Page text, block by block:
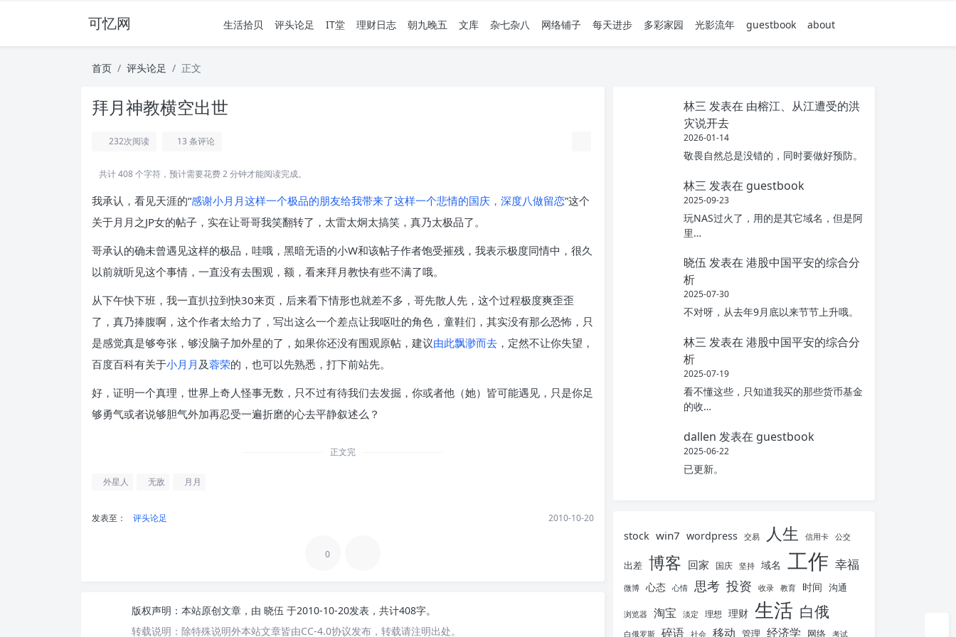
可忆网 生活拾贝 评头论足 IT堂 理财日志 朝九晚五 文库 杂七杂八 网络铺子 每天进步 多彩家园 光影流年 guestbook about
首页 评头论足 正文
拜月神教横空出世
232次阅读 13 条评论
共计 408 个字符，预计需要花费 2 分钟才能阅读完成。
我承认，看见天涯的“感谢小月月这样一个极品的朋友给我带来了这样一个悲情的国庆，深度八做留恋”这个
关于月月之JP女的帖子，实在让哥哥我笑翻转了，太雷太炯太搞笑，真乃太极品了。
哥承认的确未曾遇见这样的极品，哇哦，黑暗无语的小W和该帖子作者饱受摧残，我表示极度同情中，很久
以前就听见这个事情，一直没有去围观，额，看来拜月教快有些不满了哦。
从下午快下班，我一直扒拉到快30来页，后来看下情形也就差不多，哥先散人先，这个过程极度爽歪歪
了，真乃捧腹啊，这个作者太给力了，写出这么一个差点让我呕吐的角色，童鞋们，其实没有那么恐怖，只
是感觉真是够夸张，够没脑子加外星的了，如果你还没有围观原帖，建议由此飘渺而去 ，定然不让你失望，
百度百科有关于小月月 及蓉荣的，也可以先熟悉，打下前站先。
好，证明一个真理，世界上奇人怪事无数，只不过有待我们去发掘，你或者他（她）皆可能遇见，只是你足
够勇气或者说够胆气外加再忍受一遍折磨的心去平静叙述么？
正文完
外星人 无敌 月月
发表至： 评头论足 2010-10-20
0
版权声明： 本站原创文章，由 晓伍 于2010-10-20发表，共计408字。
转载说明： 除特殊说明外本站文章皆由CC-4.0协议发布，转载请注明出处。
林三 发表在 由榕江、从江遭受的洪
灾说开去
2026-01-14
敬畏自然总是没错的，同时要做好预防。
林三 发表在 guestbook
2025-09-23
玩NAS过火了，用的是其它域名，但是阿
里…
晓伍 发表在 港股中国平安的综合分
析
2025-07-30
不对呀，从去年9月底以来节节上升哦。
林三 发表在 港股中国平安的综合分
析
2025-07-19
看不懂这些，只知道我买的那些货币基金
的收…
dallen 发表在 guestbook
2025-06-22
已更新。
stock win7 wordpress 交易 人生 信用卡 公交
出差 博客 回家 国庆 坚持 域名 工作 幸福
微博 心态 心情 思考 投资 收录 教育 时间 沟通
浏览器 淘宝 淡定 理想 理财 生活 白俄
白俄罗斯 碎语 社会 移动 管理 经济学 网络 考试